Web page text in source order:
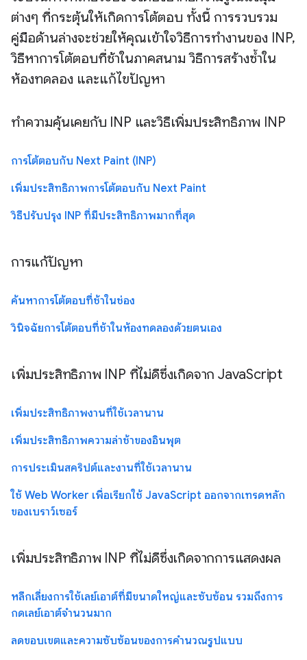
ต่างๆ ที่กระตุ้นให้เกิดการโต้ตอบ ทั้งนี้ การรวบรวม
คู่มือด้านล่างจะช่วยให้คุณเข้าใจวิธีการทำงานของ INP,
วิธีหาการโต้ตอบที่ช้าในภาคสนาม วิธีการสร้างซ้ำใน
ห้องทดลอง และแก้ไขปัญหา
ทำความคุ้นเคยกับ INP และวิธีเพิ่มประสิทธิภาพ INP
การโต้ตอบกับ Next Paint (INP)
เพิ่มประสิทธิภาพการโต้ตอบกับ Next Paint
วิธีปรับปรุง INP ที่มีประสิทธิภาพมากที่สุด
การแก้ปัญหา
ค้นหาการโต้ตอบที่ช้าในช่อง
วินิจฉัยการโต้ตอบที่ช้าในห้องทดลองด้วยตนเอง
เพิ่มประสิทธิภาพ INP ที่ไม่ดีซึ่งเกิดจาก JavaScript
เพิ่มประสิทธิภาพงานที่ใช้เวลานาน
เพิ่มประสิทธิภาพความล่าช้าของอินพุต
การประเมินสคริปต์และงานที่ใช้เวลานาน
ใช้ Web Worker เพื่อเรียกใช้ JavaScript ออกจากเทรดหลัก
ของเบราว์เซอร์
เพิ่มประสิทธิภาพ INP ที่ไม่ดีซึ่งเกิดจากการแสดงผล
หลีกเลี่ยงการใช้เลย์เอาต์ที่มีขนาดใหญ่และซับซ้อน รวมถึงการ
กดเลย์เอาต์จำนวนมาก
ลดขอบเขตและความซับซ้อนของการคำนวณรูปแบบ